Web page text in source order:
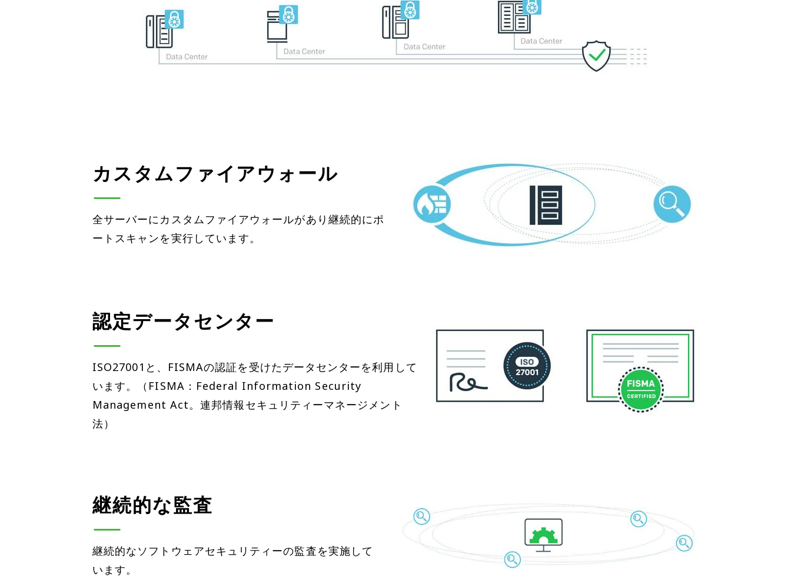
カスタムファイアウォール
全サーバーにカスタムファイアウォールがあり継続的にポ
ートスキャンを実行しています。
認定データセンター
ISO27001と、FISMAの認証を受けたデータセンターを利用して
います。（FISMA：Federal Information Security
Management Act。連邦情報セキュリティーマネージメント
法）
継続的な監査
継続的なソフトウェアセキュリティーの監査を実施して
います。